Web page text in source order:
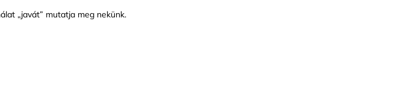
„javát” mutatja meg nekünk.